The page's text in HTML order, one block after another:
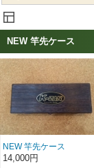
NEW 竿先ケース
NEW 竿先ケース
14,000円